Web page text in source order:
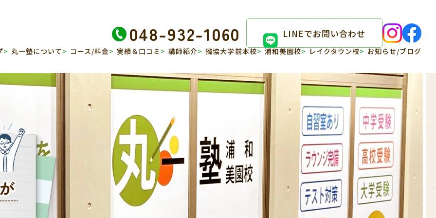
048-932-1060 LINEでお問い合わせ
丸一塾について コース/料金 実績＆口コミ 講師紹介 獨協大学前本校 浦和美園校 レイクタウン校 お知らせ/ブログ